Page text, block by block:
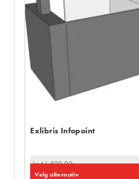
Exlibris Infopoint
kr41 500,00
Velg alternativ